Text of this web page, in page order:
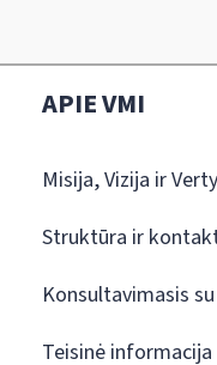
APIE VMI
Misija, Vizija ir
Struktūra ir
Konsultavimasis
Teisinė informacija